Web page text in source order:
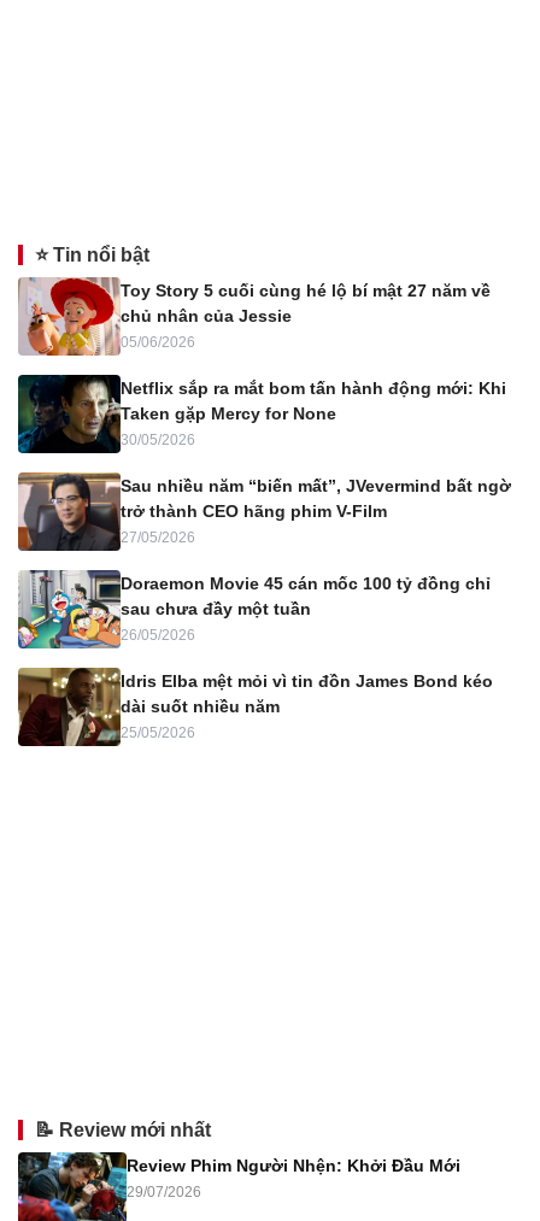
⭐ Tin nổi bật
Toy Story 5 cuối cùng hé lộ bí mật 27 năm về
chủ nhân của Jessie
05/06/2026
Netflix sắp ra mắt bom tấn hành động mới: Khi
Taken gặp Mercy for None
30/05/2026
Sau nhiều năm “biến mất”, JVevermind bất ngờ
trở thành CEO hãng phim V-Film
27/05/2026
Doraemon Movie 45 cán mốc 100 tỷ đồng chỉ
sau chưa đầy một tuần
26/05/2026
Idris Elba mệt mỏi vì tin đồn James Bond kéo
dài suốt nhiều năm
25/05/2026
📝 Review mới nhất
Review Phim Người Nhện: Khởi Đầu Mới
29/07/2026